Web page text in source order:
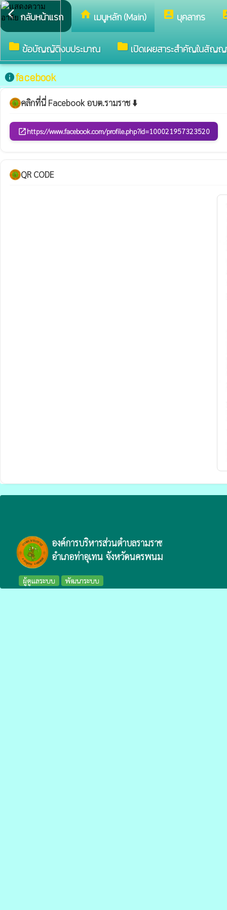
arrow_back_ios กลับหน้าแรก homeเมนูหลัก (Main) account_box บุคลากร
folder ข้อบัญญัติงบประมาณ folder เปิดเผยสาระสำคัญในสัญ
infofacebook
คลิกที่นี่ Facebook อบต.รามราช ⬇️
open_in_newhttps://www.facebook.com/profile.php?id=100021957323520
QR CODE
องค์การบริหารส่วนตำบลรามราช
อำเภอท่าอุเทน จังหวัดนครพนม
ผู้ดูแลระบบ พัฒนาระบบ